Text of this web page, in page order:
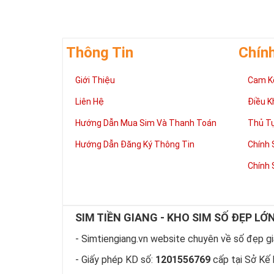
Những người
có đôi có
Phát triển
thuận lợi hơn
tiến hơn
hàng ngày
Sim tứ quý 2
hữu dòng sim
hiện “Đẳng
rồi?
Thông Tin
Giới Thiệu
Liên Hệ
Hướng Dẫn Mua Sim Và Thanh Toán
Hướng Dẫn Đăng Ký Thông Tin
Cam
Điều
Thủ
Chính
Chính
SIM TIỀN GIANG - KHO SIM SỐ ĐẸP
- Simtiengiang.vn website chuyên về số đẹp
- Giấy phép KD số: 1201556769 cấp tại Sở Kế